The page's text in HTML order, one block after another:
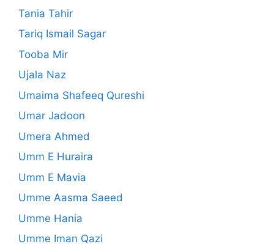
Tania Tahir
Tariq Ismail Sagar
Tooba Mir
Ujala Naz
Umaima Shafeeq Qureshi
Umar Jadoon
Umera Ahmed
Umm E Huraira
Umm E Mavia
Umme Aasma Saeed
Umme Hania
Umme Iman Qazi